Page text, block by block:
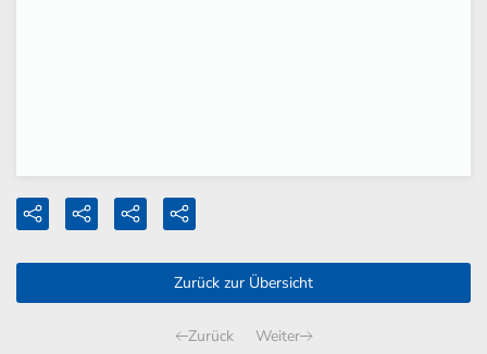
Zurück zur Übersicht
Zurück Weiter